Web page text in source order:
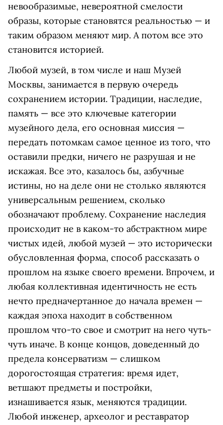
невообразимые, невероятной смелости
образы, которые становятся реальностью — и
таким образом меняют мир. А потом все это
становится историей.
Любой музей, в том числе и наш Музей
Москвы, занимается в первую очередь
сохранением истории. Традиции, наследие,
память — все это ключевые категории
музейного дела, его основная миссия —
передать потомкам самое ценное из того, что
оставили предки, ничего не разрушая и не
искажая. Все это, казалось бы, азбучные
истины, но на деле они не столько являются
универсальным решением, сколько
обозначают проблему. Сохранение наследия
происходит не в каком-то абстрактном мире
чистых идей, любой музей — это исторически
обусловленная форма, способ рассказать о
прошлом на языке своего времени. Впрочем, и
любая коллективная идентичность не есть
нечто предначертанное до начала времен —
каждая эпоха находит в собственном
прошлом что-то свое и смотрит на него чуть-
чуть иначе. В конце концов, доведенный до
предела консерватизм — слишком
дорогостоящая стратегия: время идет,
ветшают предметы и постройки,
изнашивается язык, меняются традиции.
Любой инженер, археолог и реставратор